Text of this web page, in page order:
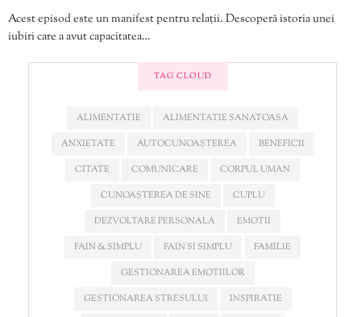
Acest episod este un manifest pentru relații. Descoperă istoria unei
iubiri care a avut capacitatea…
TAG CLOUD
ALIMENTATIE
ALIMENTATIE SANATOASA
ANXIETATE
AUTOCUNOAȘTEREA
BENEFICII
CITATE
COMUNICARE
CORPUL UMAN
CUNOAȘTEREA DE SINE
CUPLU
DEZVOLTARE PERSONALA
EMOTII
FAIN & SIMPLU
FAIN SI SIMPLU
FAMILIE
GESTIONAREA EMOTIILOR
GESTIONAREA STRESULUI
INSPIRATIE